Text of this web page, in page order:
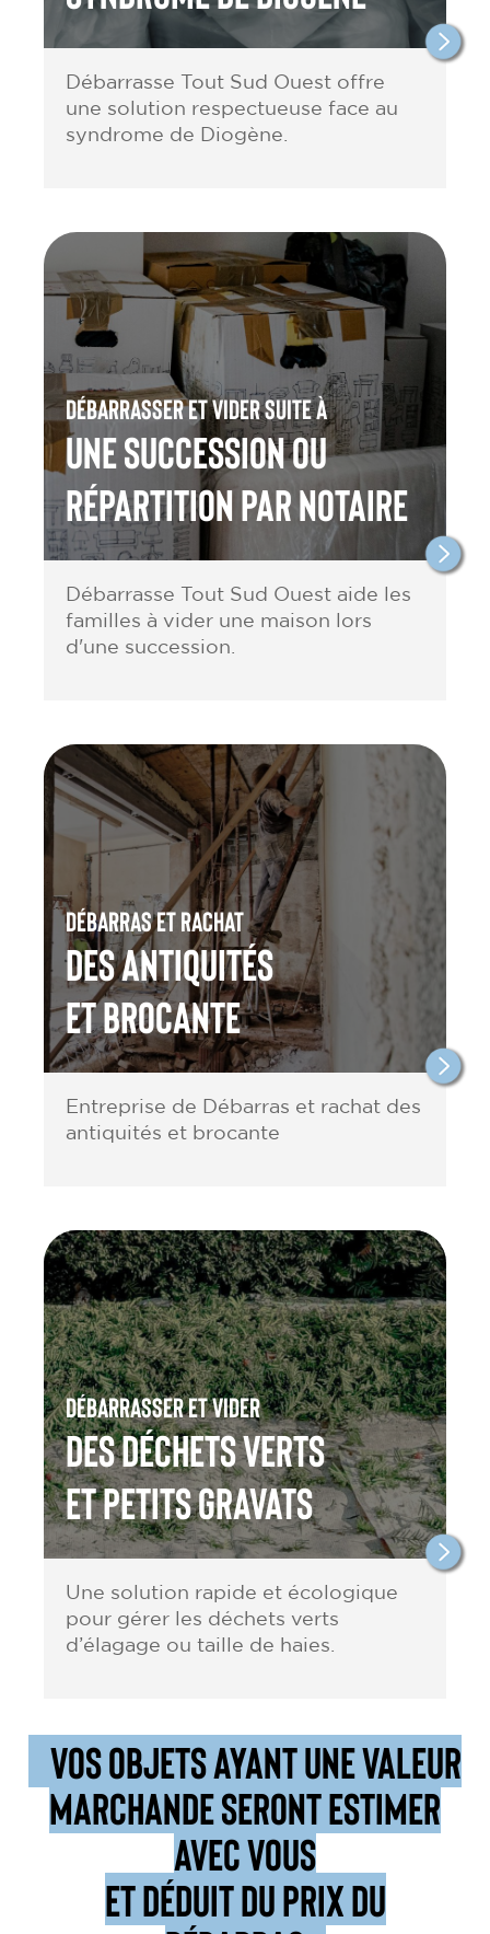
Débarrasse Tout Sud Ouest offre
une solution respectueuse face au
syndrome de Diogène.
Débarrasser et vider suite à
une Succession ou
répartition par notaire
Débarrasse Tout Sud Ouest aide les
familles à vider une maison lors
d'une succession.
Débarras et rachat
des antiquités
et brocante
Entreprise de Débarras et rachat des
antiquités et brocante
Débarrasser et vider
des Déchets verts
et petits gravats
Une solution rapide et écologique
pour gérer les déchets verts
d’élagage ou taille de haies.
VOS OBJETS AYANT UNE VALEUR
MARCHANDE SERONT ESTIMER
AVEC VOUS
ET DÉDUIT DU PRIX DU